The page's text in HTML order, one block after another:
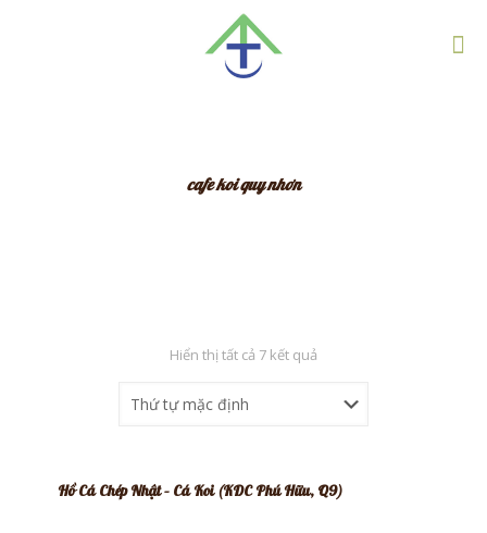
cafe koi quy nhơn
Hiển thị tất cả 7 kết quả
Hồ Cá Chép Nhật – Cá Koi (KDC Phú Hữu, Q9)